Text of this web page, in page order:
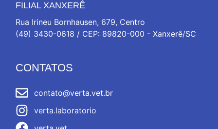
FILIAL XANXERÊ
Rua Irineu Bornhausen, 679, Centro
(49) 3430-0618 / CEP: 89820-000 - Xanxerê/SC
CONTATOS
contato@verta.vet.br
verta.laboratorio